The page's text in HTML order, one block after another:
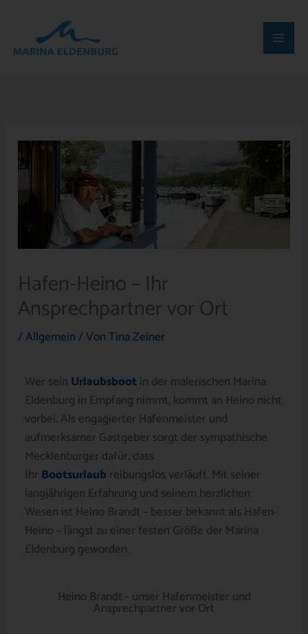
springen
Hafen-Heino – Ihr
Ansprechpartner vor Ort
/Allgemein/ VonTina Zeiner
Wer sein Urlaubsbootin der malerischen Marina
Eldenburg in Empfang nimmt, kommt an Heino nicht
vorbei. Als engagierter Hafenmeister und
aufmerksamer Gastgeber sorgt der sympathische
Mecklenburger dafür, dass
Ihr Bootsurlaub reibungslos verläuft. Mit seiner
langjährigen Erfahrung und seinem herzlichen
Wesen ist Heino Brandt – besser bekannt als Hafen-
Heino – längst zu einer festen Größe der Marina
Eldenburg geworden.
Heino Brandt - unser Hafenmeister und
Ansprechpartner vor Ort